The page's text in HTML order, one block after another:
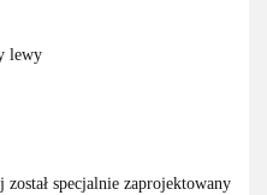
lewy
specjalnie zaprojektowany